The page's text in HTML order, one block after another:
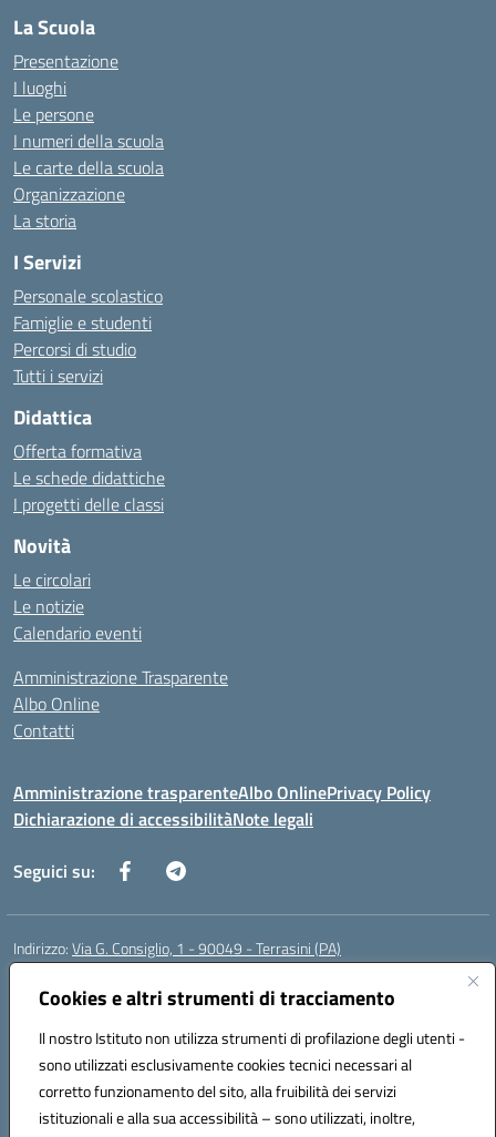
Cookies e altri strumenti di tracciamento
Il nostro Istituto non utilizza strumenti di profilazione degli utenti -
sono utilizzati esclusivamente cookies tecnici necessari al
corretto funzionamento del sito, alla fruibilità dei servizi
istituzionali e alla sua accessibilità – sono utilizzati, inoltre,
La Scuola
Presentazione
I luoghi
Le persone
I numeri della scuola
Le carte della scuola
Organizzazione
La storia
I Servizi
Personale scolastico
Famiglie e studenti
Percorsi di studio
Tutti i servizi
Didattica
Offerta formativa
Le schede didattiche
I progetti delle classi
Novità
Le circolari
Le notizie
Calendario eventi
Amministrazione Trasparente
Albo Online
Contatti
Amministrazione trasparenteAlbo OnlinePrivacy Policy
Dichiarazione di accessibilitàNote legali
Seguici su:
Indirizzo:Via G. Consiglio, 1 - 90049 - Terrasini (PA)
Centralino:
Posta elettronica certificata (PEC):paic88700d@pec.istruzione.it
Codice fiscale: 80025710825
Codice meccanografico:PAIC88700D
Codice Indice delle Pubbliche Amministrazioni (IPA): istsc_paic88700d
Codice unico di fatturazione (CUF): UF7LHF